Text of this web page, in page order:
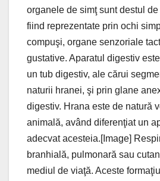
organele de simţ sunt destul
fiind reprezentate prin ochi
compuşi, organe senzoriale
gustative. Aparatul digestiv
un tub digestiv, ale cărui
naturii hranei, şi prin glane
digestiv. Hrana este de natură
animală, având diferenţiat un
adecvat acesteia.[Image]
branhială, pulmonară sau
mediul de viaţă. Aceste